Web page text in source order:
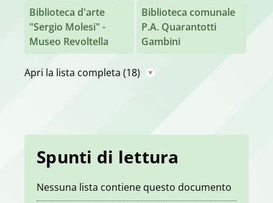
Biblioteca d'arte
"Sergio Molesi" -
Museo Revoltella
Biblioteca comunale
P.A. Quarantotti
Gambini
Apri la lista completa (18)
Spunti di lettura
Nessuna lista contiene questo documento